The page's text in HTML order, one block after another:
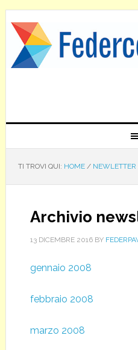
TI TROVI QUI: HOME / NEWLETTER
Archivio
13 DICEMBRE 2016BY
gennaio 2008
febbraio 2008
marzo 2008